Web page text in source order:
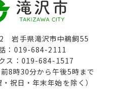
岩手県滝沢市中鵜飼55
：019-684-2111
ス：019-684-1517
8時30分から午後5時まで
・祝日・年末年始を除く）